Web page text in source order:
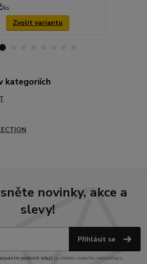
/ks
Zvolit variantu
kategoriích
novinky, akce a
slevy!
Přihlásit se
osobních údajůza účelem rozesílky newsletteru.